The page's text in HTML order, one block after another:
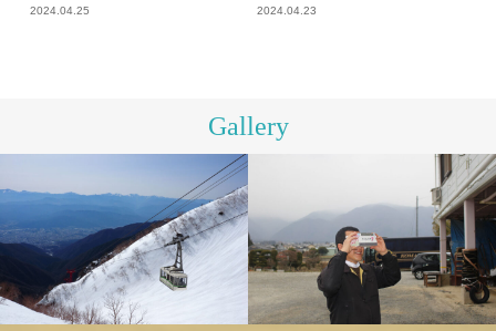
2024.04.25 2024.04.23
Gallery
駒ヶ岳ロー